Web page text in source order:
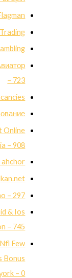
– 723
Online
– 908
ahchor
– 297
& Ios
– 745
Few
Bonus
– 0